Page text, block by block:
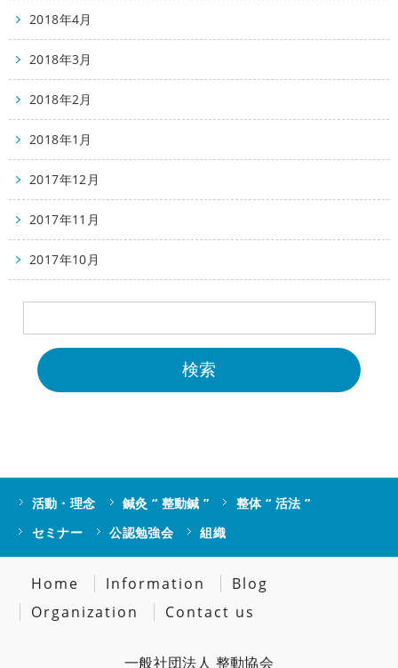
2018年4月
2018年3月
2018年2月
2018年1月
2017年12月
2017年11月
2017年10月
活動・理念 鍼灸 “ 整動鍼 ”
整体 “ 活法 ”
セミナー
公認勉強会 組織
Home Information
Blog
Organization
Contact us
一般社団法人 整動協会